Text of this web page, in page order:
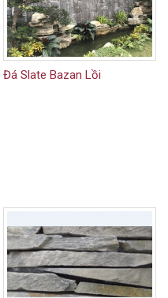
Đá Slate Bazan Lồi